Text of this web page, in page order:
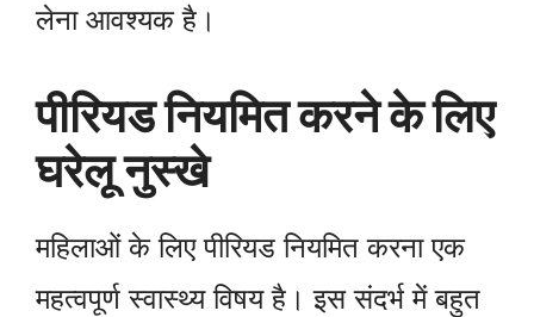
लेना आवश्यक है।
पीरियड नियमित करने के लिए
घरेलू नुस्खे
महिलाओं के लिए पीरियड नियमित करना एक
महत्वपूर्ण स्वास्थ्य विषय है। इस संदर्भ में बहुत